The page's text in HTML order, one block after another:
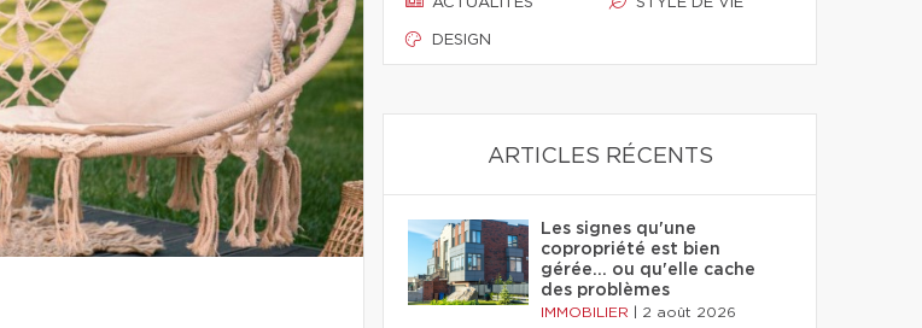
DESIGN
ARTICLES RÉCENTS
Les signes qu'une
copropriété est bien
gérée… ou qu'elle cache
des problèmes
IMMOBILIER 2 août 2026